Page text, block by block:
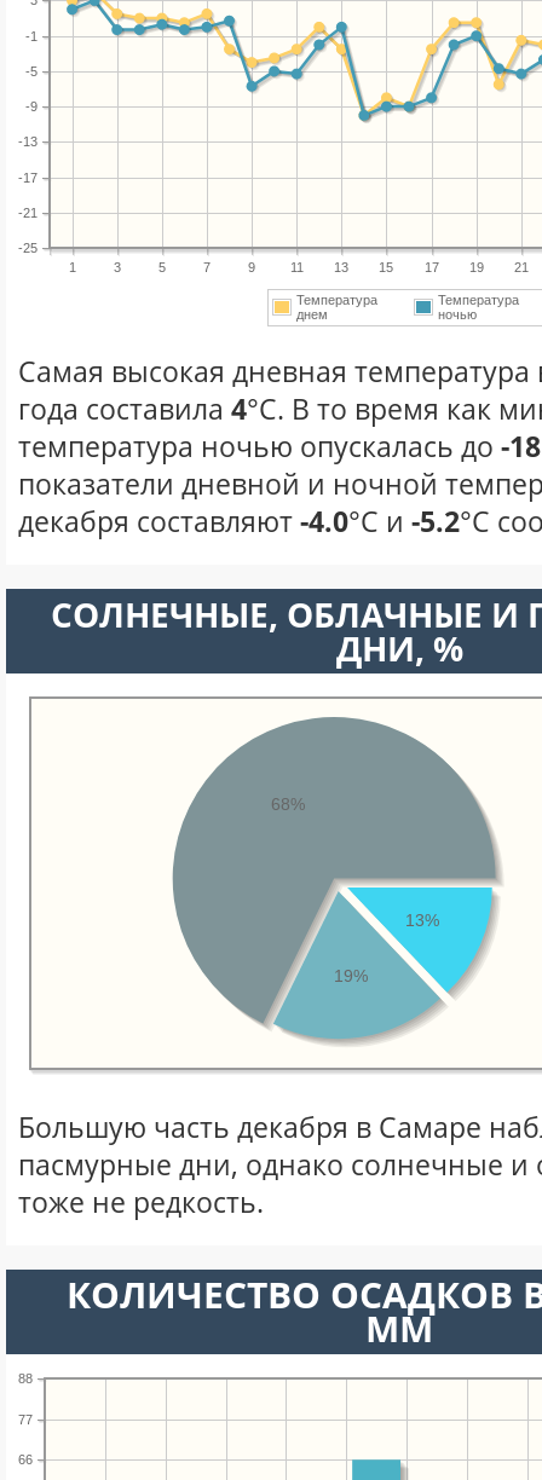
1 3 5 7 9 11 13 15 17 19 21
-25
-21
-17
-13
-9
-5
-1
Температура
днем
Температура
ночью
Самая высокая дневная температура
года составила 4°С. В то время как
температура ночью опускалась до -18
показатели дневной и ночной
декабря составляют-4.0°С и -5.2°С
CОЛНЕЧНЫЕ, ОБЛАЧНЫЕ И
ДНИ, %
13%
19%
68%
Большую часть декабря в Самаре
пасмурные дни, однако солнечные
тоже не редкость.
КОЛИЧЕСТВО ОСАДКОВ
ММ
66
77
88